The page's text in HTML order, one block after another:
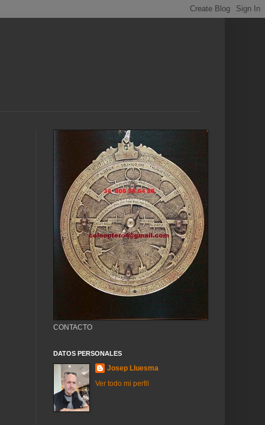
CONTACTO
DATOS PERSONALES
Josep Lluesma
Ver todo mi perfil